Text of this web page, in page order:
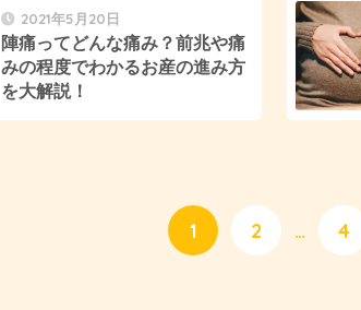
2021年5月20日
陣痛ってどんな痛み？前兆や痛
みの程度でわかるお産の進み方
を大解説！
1 2 … 4